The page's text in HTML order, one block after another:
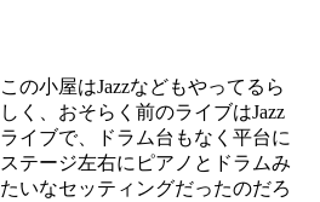
この小屋はJazzなどもやってるら
しく、おそらく前のライブはJazz
ライブで、ドラム台もなく平台に
ステージ左右にピアノとドラムみ
たいなセッティングだったのだろ